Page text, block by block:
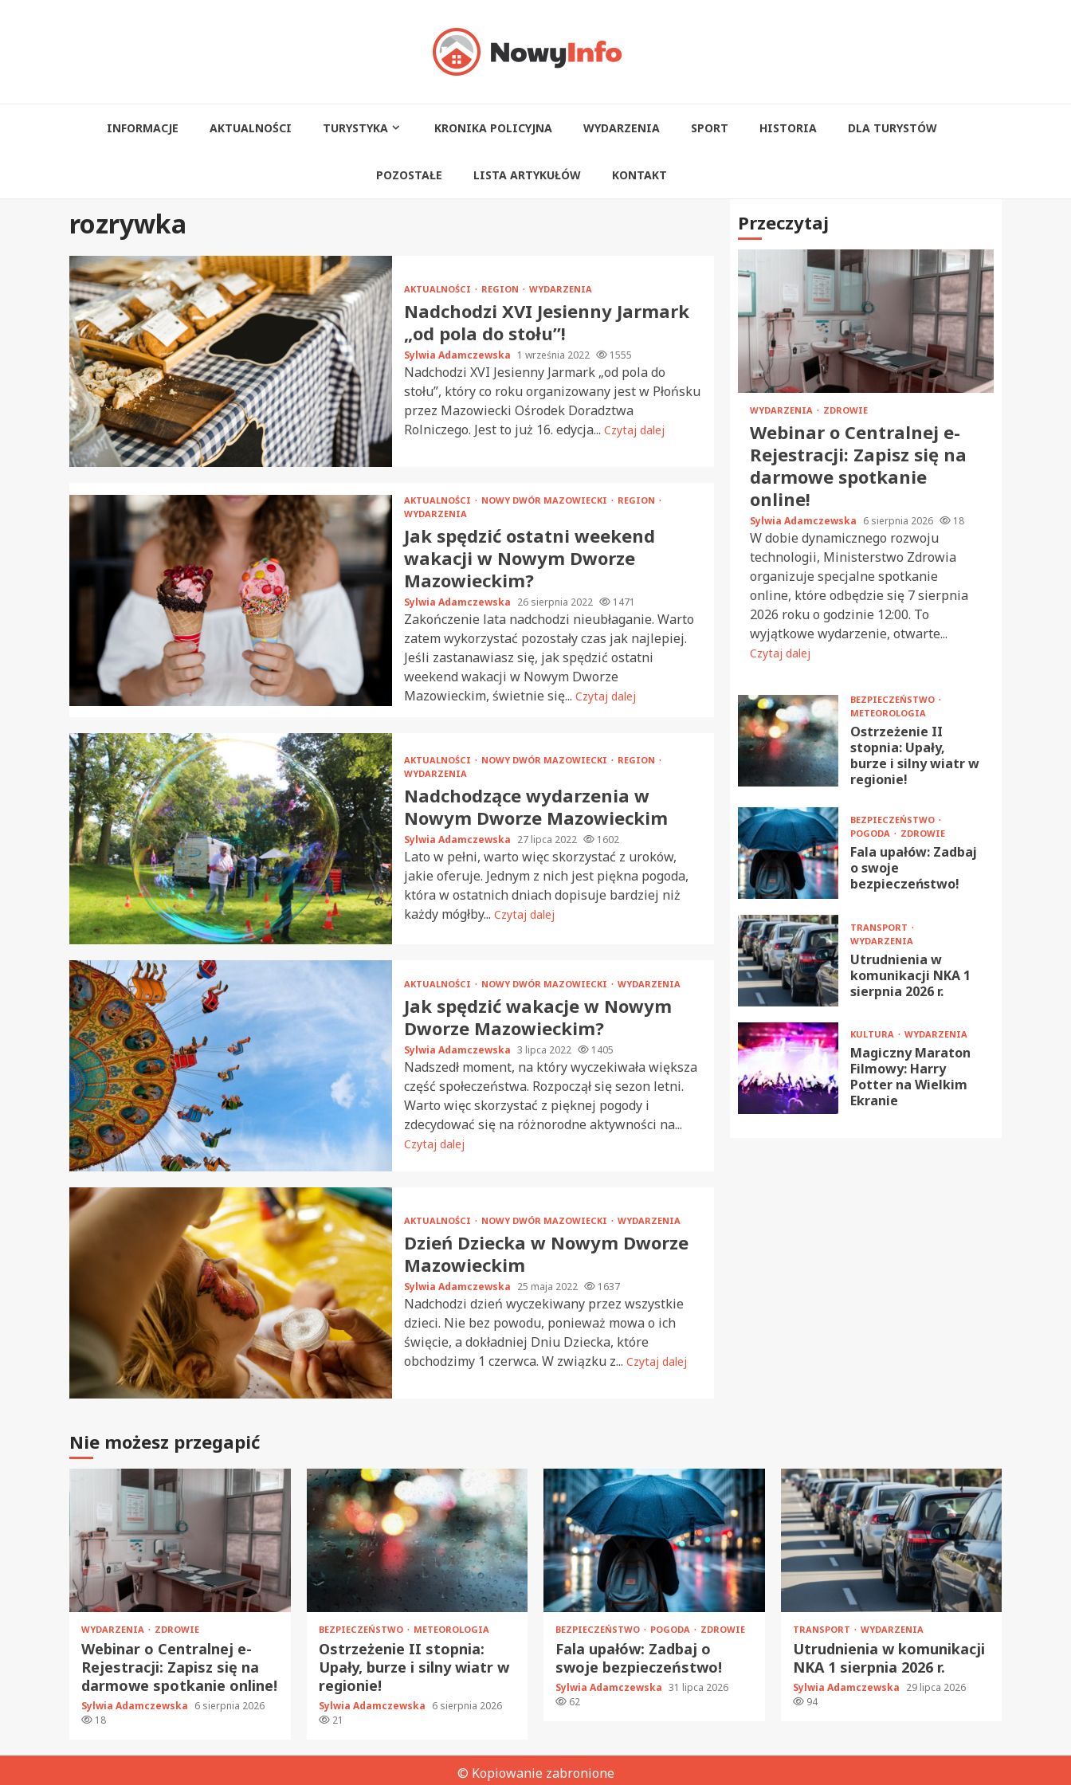
INFORMACJE AKTUALNOŚCI TURYSTYKA KRONIKA POLICYJNA WYDARZENIA SPORT HISTORIA DLA TURYSTÓW
POZOSTAŁE LISTA ARTYKUŁÓW KONTAKT
rozrywka
AKTUALNOŚCI REGION WYDARZENIA
Nadchodzi XVI Jesienny Jarmark
„od pola do stołu”!
Sylwia Adamczewska 1 września 2022 1555
Nadchodzi XVI Jesienny Jarmark „od pola do
stołu”, który co roku organizowany jest w Płońsku
przez Mazowiecki Ośrodek Doradztwa
Rolniczego. Jest to już 16. edycja... Czytaj dalej
AKTUALNOŚCI NOWY DWÓR MAZOWIECKI
REGION
WYDARZENIA
Jak spędzić ostatni weekend
wakacji w Nowym Dworze
Mazowieckim?
Sylwia Adamczewska 26 sierpnia 2022 1471
Zakończenie lata nadchodzi nieubłaganie. Warto
zatem wykorzystać pozostały czas jak najlepiej.
Jeśli zastanawiasz się, jak spędzić ostatni
weekend wakacji w Nowym Dworze
Mazowieckim, świetnie się... Czytaj dalej
AKTUALNOŚCI NOWY DWÓR MAZOWIECKI
REGION
WYDARZENIA
Nadchodzące wydarzenia w
Nowym Dworze Mazowieckim
Sylwia Adamczewska 27 lipca 2022 1602
Lato w pełni, warto więc skorzystać z uroków,
jakie oferuje. Jednym z nich jest piękna pogoda,
która w ostatnich dniach dopisuje bardziej niż
każdy mógłby... Czytaj dalej
AKTUALNOŚCI NOWY DWÓR MAZOWIECKI WYDARZENIA
Jak spędzić wakacje w Nowym
Dworze Mazowieckim?
Sylwia Adamczewska 3 lipca 2022 1405
Nadszedł moment, na który wyczekiwała większa
część społeczeństwa. Rozpoczął się sezon letni.
Warto więc skorzystać z pięknej pogody i
zdecydować się na różnorodne aktywności na...
Czytaj dalej
AKTUALNOŚCI NOWY DWÓR MAZOWIECKI WYDARZENIA
Dzień Dziecka w Nowym Dworze
Mazowieckim
Sylwia Adamczewska 25 maja 2022 1637
Nadchodzi dzień wyczekiwany przez wszystkie
dzieci. Nie bez powodu, ponieważ mowa o ich
święcie, a dokładniej Dniu Dziecka, które
obchodzimy 1 czerwca. W związku z... Czytaj dalej
Przeczytaj
WYDARZENIA ZDROWIE
Webinar o Centralnej e-
Rejestracji: Zapisz się na
darmowe spotkanie
online!
Sylwia Adamczewska 6 sierpnia 2026 18
W dobie dynamicznego rozwoju
technologii, Ministerstwo Zdrowia
organizuje specjalne spotkanie
online, które odbędzie się 7 sierpnia
2026 roku o godzinie 12:00. To
wyjątkowe wydarzenie, otwarte...
Czytaj dalej
BEZPIECZEŃSTWO
METEOROLOGIA
Ostrzeżenie II
stopnia: Upały,
burze i silny wiatr w
regionie!
BEZPIECZEŃSTWO
POGODA
ZDROWIE
Fala upałów: Zadbaj
o swoje
bezpieczeństwo!
TRANSPORT
WYDARZENIA
Utrudnienia w
komunikacji NKA 1
sierpnia 2026 r.
KULTURA WYDARZENIA
Magiczny Maraton
Filmowy: Harry
Potter na Wielkim
Ekranie
Nie możesz przegapić
WYDARZENIA ZDROWIE
Webinar o Centralnej e-
Rejestracji: Zapisz się na
darmowe spotkanie online!
Sylwia Adamczewska 6 sierpnia 2026
18
BEZPIECZEŃSTWO METEOROLOGIA
Ostrzeżenie II stopnia:
Upały, burze i silny wiatr w
regionie!
Sylwia Adamczewska 6 sierpnia 2026
21
BEZPIECZEŃSTWO POGODA ZDROWIE
Fala upałów: Zadbaj o
swoje bezpieczeństwo!
Sylwia Adamczewska 31 lipca 2026
62
TRANSPORT WYDARZENIA
Utrudnienia w komunikacji
NKA 1 sierpnia 2026 r.
Sylwia Adamczewska 29 lipca 2026
94
© Kopiowanie zabronione